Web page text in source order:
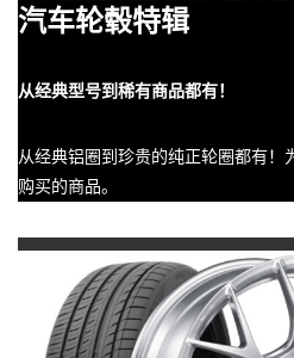
汽车轮毂特辑
从经典型号到稀有商品都有！
从经典铝圈到珍贵的纯正轮圈都有！
购买的商品。